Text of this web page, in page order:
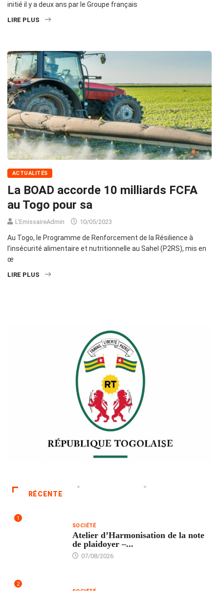
initié il y a deux ans par le Groupe français
LIRE PLUS
ACTUALITÉS
La BOAD accorde 10 milliards FCFA
au Togo pour sa
L'EmissaireAdmin 10/05/2023
Au Togo, le Programme de Renforcement de la Résilience à
l’insécurité alimentaire et nutritionnelle au Sahel (P2RS), mis en
œ
LIRE PLUS
RÉCENTE
1
SOCIÉTÉ
Atelier d’Harmonisation de la note
de plaidoyer –...
07/08/2026
2